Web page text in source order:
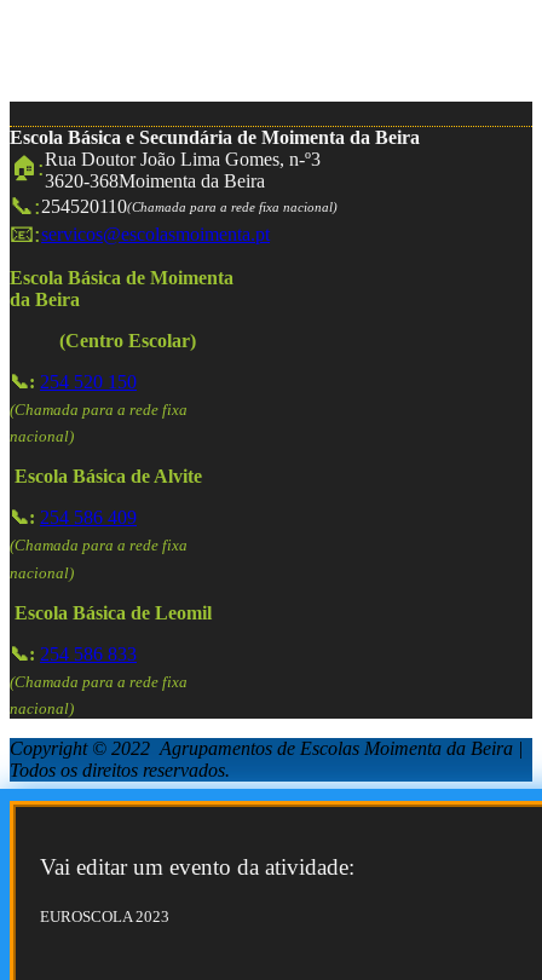
Escola Básica e Secundária de Moimenta da Beira
🏠:Rua Doutor João Lima Gomes, n-º3
3620-368Moimenta da Beira
📞:254520110(Chamada para a rede fixa nacional)
📧:servicos@escolasmoimenta.pt
Escola Básica de Moimenta
da Beira
(Centro Escolar)
📞: 254 520 150
(Chamada para a rede fixa
nacional)
Escola Básica de Alvite
📞: 254 586 409
(Chamada para a rede fixa
nacional)
Escola Básica de Leomil
📞: 254 586 833
(Chamada para a rede fixa
nacional)
Copyright © 2022 Agrupamentos de Escolas Moimenta da Beira |
Todos os direitos reservados.
Vai editar um evento da atividade:
EUROSCOLA 2023